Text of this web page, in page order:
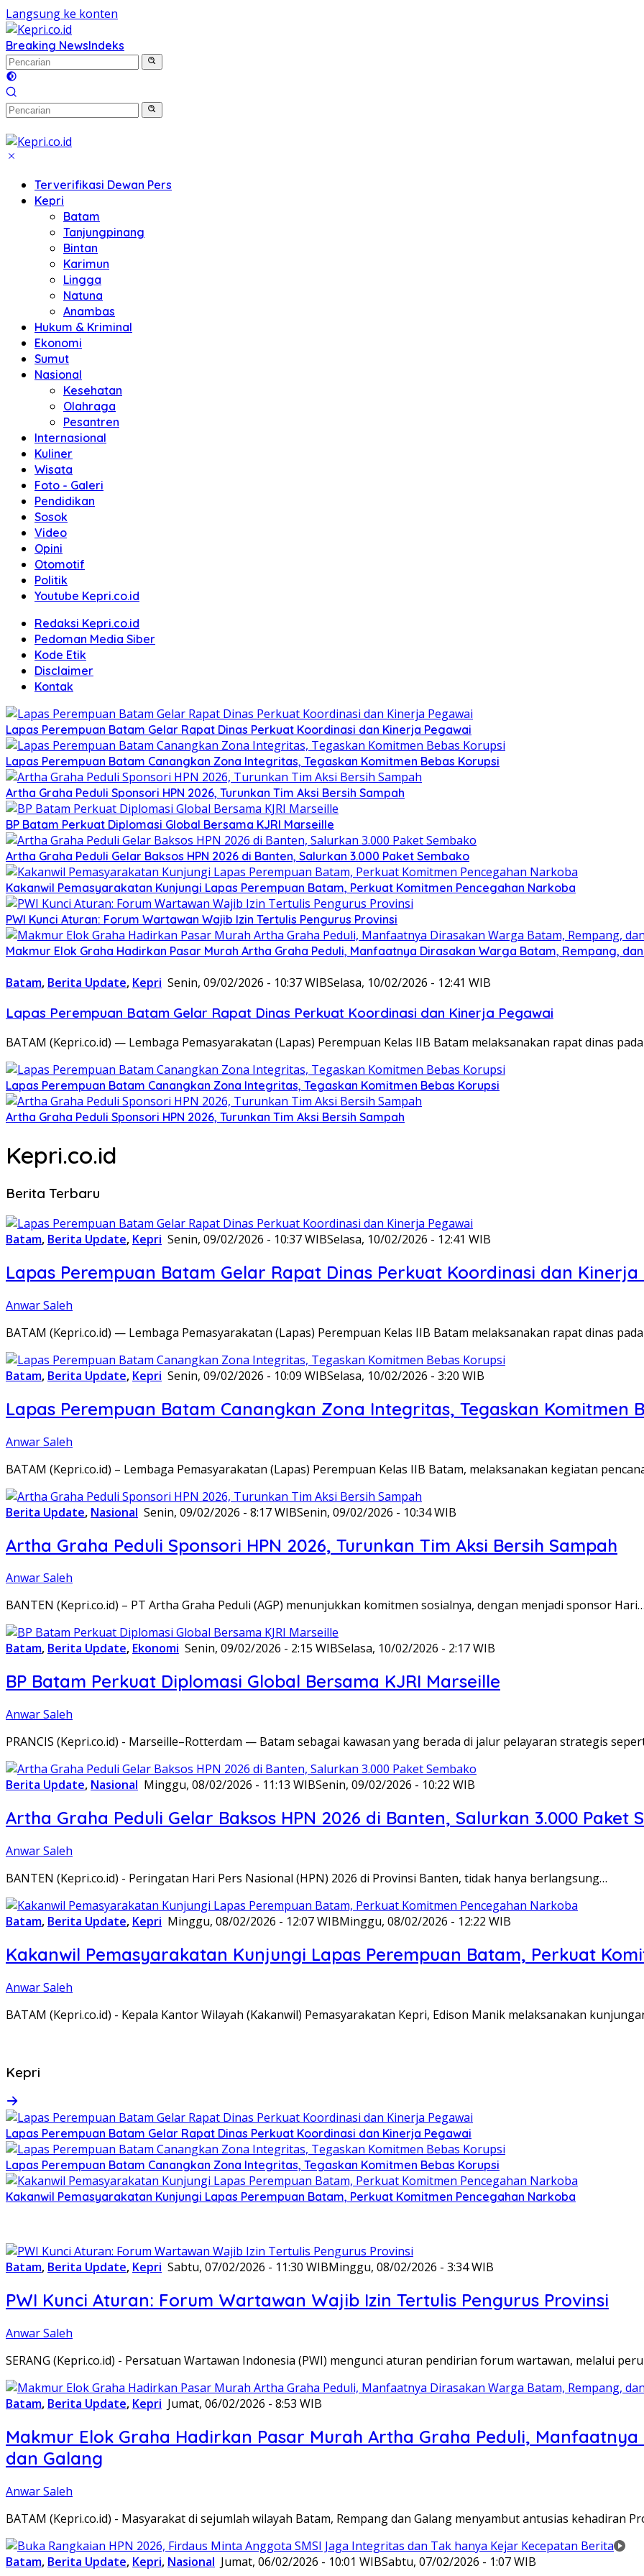
Langsung ke konten
Breaking NewsIndeks
Terverifikasi Dewan Pers
Kepri
Batam
Tanjungpinang
Bintan
Karimun
Lingga
Natuna
Anambas
Hukum & Kriminal
Ekonomi
Sumut
Nasional
Kesehatan
Olahraga
Pesantren
Internasional
Kuliner
Wisata
Foto - Galeri
Pendidikan
Sosok
Video
Opini
Otomotif
Politik
Youtube Kepri.co.id
Redaksi Kepri.co.id
Pedoman Media Siber
Kode Etik
Disclaimer
Kontak
Lapas Perempuan Batam Gelar Rapat Dinas Perkuat Koordinasi dan Kinerja Pegawai
Lapas Perempuan Batam Canangkan Zona Integritas, Tegaskan Komitmen Bebas Korupsi
Artha Graha Peduli Sponsori HPN 2026, Turunkan Tim Aksi Bersih Sampah
BP Batam Perkuat Diplomasi Global Bersama KJRI Marseille
Artha Graha Peduli Gelar Baksos HPN 2026 di Banten, Salurkan 3.000 Paket Sembako
Kakanwil Pemasyarakatan Kunjungi Lapas Perempuan Batam, Perkuat Komitmen Pencegahan Narkoba
PWI Kunci Aturan: Forum Wartawan Wajib Izin Tertulis Pengurus Provinsi
Makmur Elok Graha Hadirkan Pasar Murah Artha Graha Peduli, Manfaatnya Dirasakan Warga Batam, Rempang,
Batam, Berita Update, Kepri Senin, 09/02/2026 - 10:37 WIBSelasa, 10/02/2026 - 12:41 WIB
Lapas Perempuan Batam Gelar Rapat Dinas Perkuat Koordinasi dan Kinerja Pegawai
BATAM (Kepri.co.id) — Lembaga Pemasyarakatan (Lapas) Perempuan Kelas IIB Batam melaksanakan rapat dinas
Lapas Perempuan Batam Canangkan Zona Integritas, Tegaskan Komitmen Bebas Korupsi
Artha Graha Peduli Sponsori HPN 2026, Turunkan Tim Aksi Bersih Sampah
Kepri.co.id
Berita Terbaru
Batam, Berita Update, Kepri Senin, 09/02/2026 - 10:37 WIBSelasa, 10/02/2026 - 12:41 WIB
Lapas Perempuan Batam Gelar Rapat Dinas Perkuat Koordinasi dan Kinerja
Anwar Saleh
BATAM (Kepri.co.id) — Lembaga Pemasyarakatan (Lapas) Perempuan Kelas IIB Batam melaksanakan rapat dinas
Batam, Berita Update, Kepri Senin, 09/02/2026 - 10:09 WIBSelasa, 10/02/2026 - 3:20 WIB
Lapas Perempuan Batam Canangkan Zona Integritas, Tegaskan Komitmen
Anwar Saleh
BATAM (Kepri.co.id) – Lembaga Pemasyarakatan (Lapas) Perempuan Kelas IIB Batam, melaksanakan kegiatan
Berita Update, Nasional Senin, 09/02/2026 - 8:17 WIBSenin, 09/02/2026 - 10:34 WIB
Artha Graha Peduli Sponsori HPN 2026, Turunkan Tim Aksi Bersih Sampah
Anwar Saleh
BANTEN (Kepri.co.id) – PT Artha Graha Peduli (AGP) menunjukkan komitmen sosialnya, dengan menjadi sponsor Hari…
Batam, Berita Update, Ekonomi Senin, 09/02/2026 - 2:15 WIBSelasa, 10/02/2026 - 2:17 WIB
BP Batam Perkuat Diplomasi Global Bersama KJRI Marseille
Anwar Saleh
PRANCIS (Kepri.co.id) - Marseille–Rotterdam — Batam sebagai kawasan yang berada di jalur pelayaran strategis
Berita Update, Nasional Minggu, 08/02/2026 - 11:13 WIBSenin, 09/02/2026 - 10:22 WIB
Artha Graha Peduli Gelar Baksos HPN 2026 di Banten, Salurkan 3.000 Paket
Anwar Saleh
BANTEN (Kepri.co.id) - Peringatan Hari Pers Nasional (HPN) 2026 di Provinsi Banten, tidak hanya berlangsung…
Batam, Berita Update, Kepri Minggu, 08/02/2026 - 12:07 WIBMinggu, 08/02/2026 - 12:22 WIB
Kakanwil Pemasyarakatan Kunjungi Lapas Perempuan Batam, Perkuat
Anwar Saleh
BATAM (Kepri.co.id) - Kepala Kantor Wilayah (Kakanwil) Pemasyarakatan Kepri, Edison Manik melaksanakan
Kepri
Lapas Perempuan Batam Gelar Rapat Dinas Perkuat Koordinasi dan Kinerja Pegawai
Lapas Perempuan Batam Canangkan Zona Integritas, Tegaskan Komitmen Bebas Korupsi
Kakanwil Pemasyarakatan Kunjungi Lapas Perempuan Batam, Perkuat Komitmen Pencegahan Narkoba
Batam, Berita Update, Kepri Sabtu, 07/02/2026 - 11:30 WIBMinggu, 08/02/2026 - 3:34 WIB
PWI Kunci Aturan: Forum Wartawan Wajib Izin Tertulis Pengurus Provinsi
Anwar Saleh
SERANG (Kepri.co.id) - Persatuan Wartawan Indonesia (PWI) mengunci aturan pendirian forum wartawan, melalui
Batam, Berita Update, Kepri Jumat, 06/02/2026 - 8:53 WIB
Makmur Elok Graha Hadirkan Pasar Murah Artha Graha Peduli,
dan Galang
Anwar Saleh
BATAM (Kepri.co.id) - Masyarakat di sejumlah wilayah Batam, Rempang dan Galang menyambut antusias kehadiran
Batam, Berita Update, Kepri, Nasional Jumat, 06/02/2026 - 10:01 WIBSabtu, 07/02/2026 - 1:07 WIB